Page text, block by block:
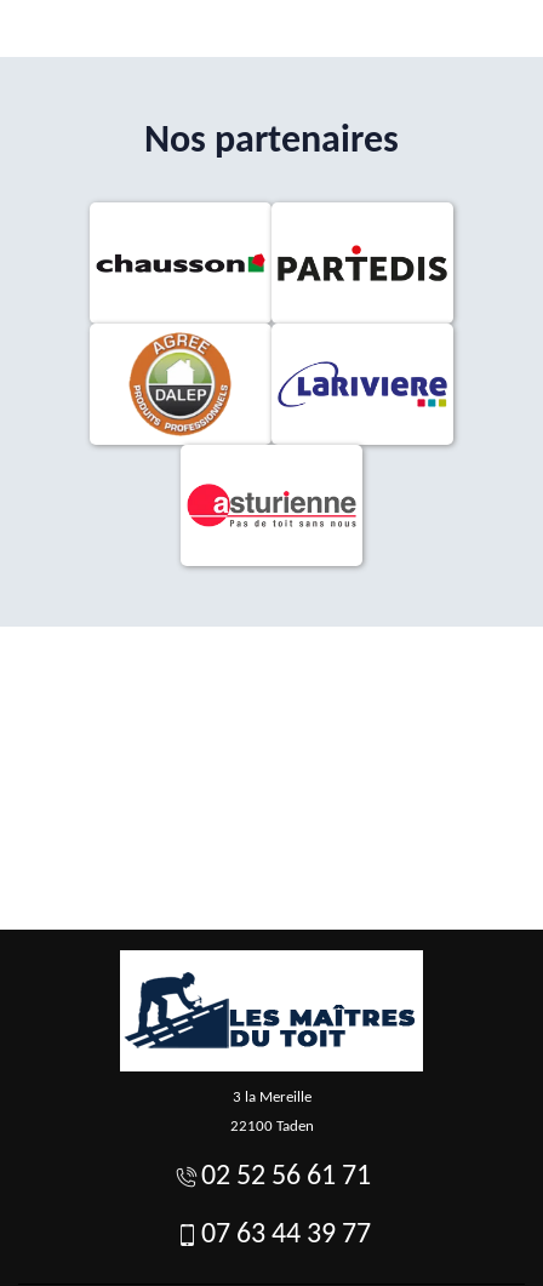
Nos partenaires
3 la Mereille
22100 Taden
02 52 56 61 71
07 63 44 39 77